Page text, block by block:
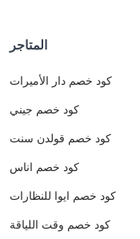
المتاجر
كود خصم دار الأميرات
كود خصم جيني
كود خصم قولدن سنت
كود خصم اناس
كود خصم ايوا للنظارات
كود خصم وقت اللياقة